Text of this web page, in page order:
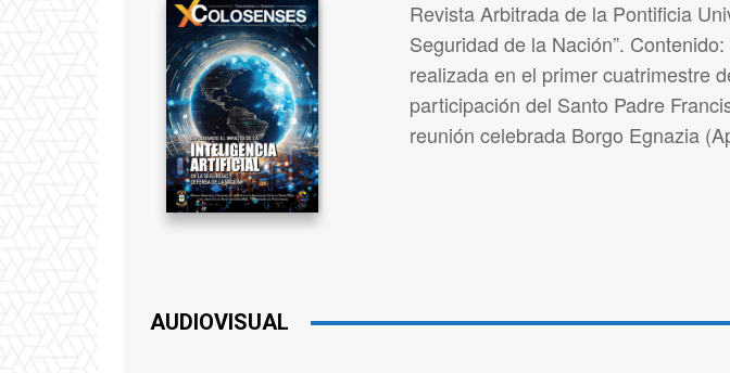
Revista Arbitrada de la Pontificia
Seguridad de la Nación”.
realizada en el primer cuatrimestre
participación del Santo Padre
reunión celebrada Borgo Egnazia
AUDIOVISUAL